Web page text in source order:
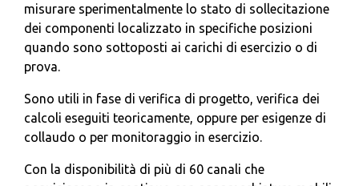
misurare sperimentalmente lo stato di sollecitazione
dei componenti localizzato in specifiche posizioni
quando sono sottoposti ai carichi di esercizio o di
prova.
Sono utili in fase di verifica di progetto, verifica dei
calcoli eseguiti teoricamente, oppure per esigenze di
collaudo o per monitoraggio in esercizio.
Con la disponibilità di più di 60 canali che